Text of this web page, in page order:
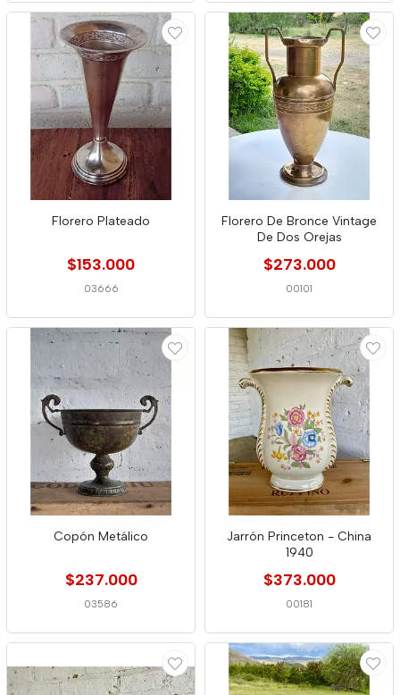
Florero Plateado
$153.000
03666
Florero De Bronce Vintage
De Dos Orejas
$273.000
00101
Copón Metálico
$237.000
03586
Jarrón Princeton - China
1940
$373.000
00181